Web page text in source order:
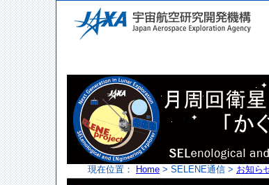
現在位置： Home > SELENE通信 > お知ら